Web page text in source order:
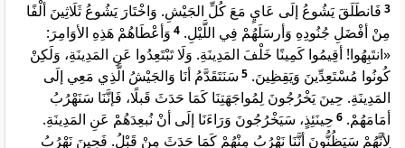
3 فَانطَلَقَ يَشُوعُ إلَى عَايٍ مَعَ كُلِّ الجَيْشِ. وَاخْتَارَ يَشُوعُ ثَلَاثِينَ ألْفًا
مِنْ أفْضَلِ جُنُودِهِ وَأرسَلَهُمْ فِي اللَّيْلِ. 4 وَأعْطَاهُمْ هَذِهِ الأوَامِرَ:
«انتَبِهُوا! أقِيمُوا كَمِينًا خَلْفَ المَدِينَةِ. وَلَا تَبْتَعِدُوا عَنِ المَدِينَةِ، وَلَكِنْ
كُونُوا مُسْتَعِدِّينَ وَيَقِظِينَ. 5 سَنَتَقَدَّمُ أنَا وَالجَيْشُ الَّذِي مَعِي إلَى
المَدِينَةِ. حِينَ يَخْرُجُونَ لِمُواجَهَتِنَا كَمَا حَدَثَ قَبلًا، فَإنَّنَا سَنَهْرُبُ
أمَامَهُمْ. 6 حِينَئِذٍ، سَيَخْرُجُونَ وَرَاءَنَا إلَى أنْ نُبعِدَهُمْ عَنِ المَدِينَةِ.
لِأنَّهُمْ سَيَظُنُّونَ أنَّنَا نَهْرُبُ مِنْهُمْ كَمَا حَدَثَ مِنْ قَبْلُ. فَحِينَ نَهْرُبُ